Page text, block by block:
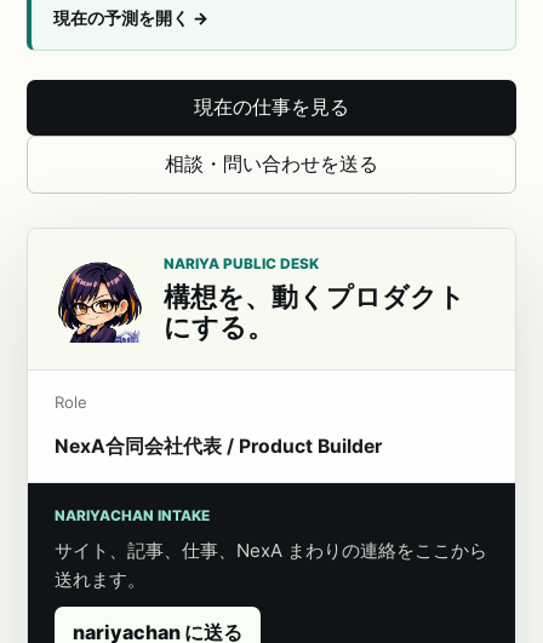
現在の予測を開く →
現在の仕事を見る
相談・問い合わせを送る
NARIYA PUBLIC DESK
構想を、動くプロダクト
にする。
Role
NexA合同会社代表 / Product Builder
NARIYACHAN INTAKE
サイト、記事、仕事、NexA まわりの連絡をここから
送れます。
nariyachan に送る